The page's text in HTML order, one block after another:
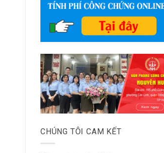
CHÚNG TÔI CAM KẾT